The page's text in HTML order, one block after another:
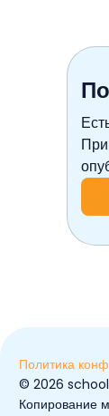
© ️2026
Копирование
Политика